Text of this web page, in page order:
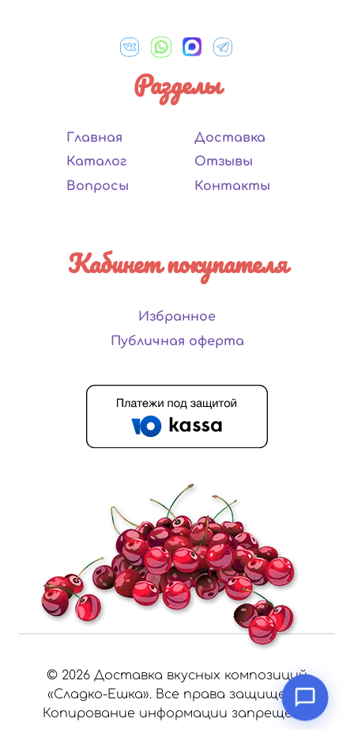
Разделы
Главная
Каталог
Вопросы
Доставка
Отзывы
Контакты
Кабинет покупателя
Избранное
Публичная оферта
© 2026 Доставка вкусных композиций
«Сладко-Ешка». Все права защищены.
Копирование информации запрещено.